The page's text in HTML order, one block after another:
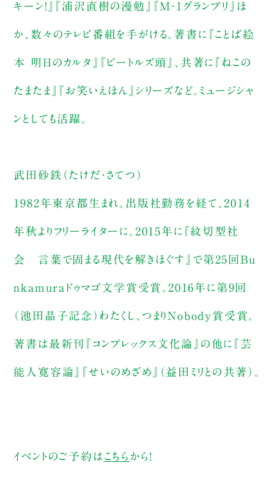
キーン！』『浦沢直樹の漫勉』『M‐1グランプリ』ほ
か、数々のテレビ番組を手がける。著書に『ことば絵
本 明日のカルタ』『ビートルズ頭』、共著に『ねこの
たまたま』『お笑いえほん』シリーズなど。ミュージシャ
ンとしても活躍。
武田砂鉄（たけだ・さてつ）
1982年東京都生まれ。出版社勤務を経て、2014
年秋よりフリーライターに。2015年に『紋切型社
会 言葉で固まる現代を解きほぐす』で第25回Bu
nkamuraドゥマゴ文学賞受賞。2016年に第9回
（池田晶子記念）わたくし、つまりNobody賞受賞。
著書は最新刊『コンプレックス文化論』の他に『芸
能人寛容論』『せいのめざめ』（益田ミリとの共著）。
イベントのご予約は こちら から！